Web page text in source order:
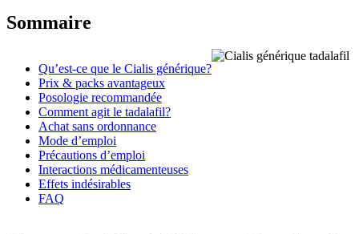
Sommaire
Qu’est-ce que le Cialis générique?
Prix & packs avantageux
Posologie recommandée
Comment agit le tadalafil?
Achat sans ordonnance
Mode d’emploi
Précautions d’emploi
Interactions médicamenteuses
Effets indésirables
FAQ